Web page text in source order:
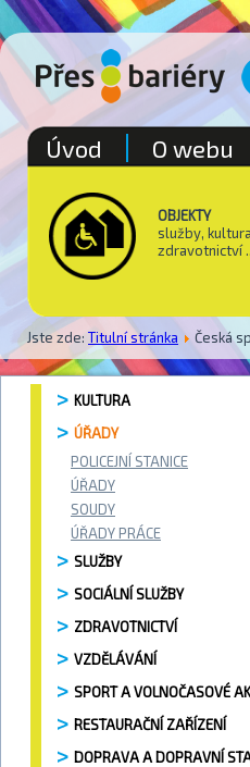
OBJEKTY
služby,
zdravotnictví
Jste zde: Titulní stránka Česká
Úvod O webu
KULTURA
ÚŘADY
POLICEJNÍ STANICE
ÚŘADY
SOUDY
ÚŘADY PRÁCE
SLUŽBY
SOCIÁLNÍ SLUŽBY
ZDRAVOTNICTVÍ
VZDĚLÁVÁNÍ
SPORT A VOLNOČASOVÉ
RESTAURAČNÍ ZAŘÍZENÍ
DOPRAVA A DOPRAVNÍ